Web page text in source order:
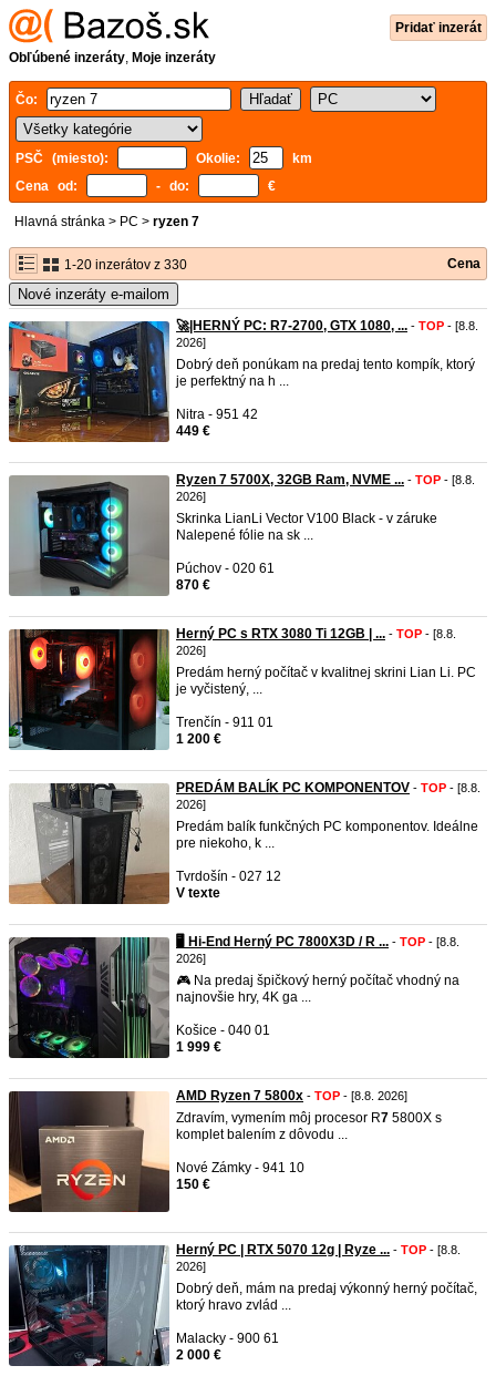
Pridať inzerát
Obľúbené inzeráty, Moje inzeráty
Čo:
PSČ (miesto): Okolie:
km
Cena od:
- do: €
Hlavná stránka > PC > ryzen 7
1-20 inzerátov z 330 Cena
Nové inzeráty e-mailom
🚀|HERNÝ PC: R7-2700, GTX 1080, ... - TOP - [8.8.
2026]
Dobrý deň ponúkam na predaj tento kompík, ktorý
je perfektný na h ...
Nitra - 951 42
449 €
Ryzen 7 5700X, 32GB Ram, NVME ... - TOP - [8.8.
2026]
Skrinka LianLi Vector V100 Black - v záruke
Nalepené fólie na sk ...
Púchov - 020 61
870 €
Herný PC s RTX 3080 Ti 12GB | ... - TOP - [8.8.
2026]
Predám herný počítač v kvalitnej skrini Lian Li. PC
je vyčistený, ...
Trenčín - 911 01
1 200 €
PREDÁM BALÍK PC KOMPONENTOV - TOP - [8.8.
2026]
Predám balík funkčných PC komponentov. Ideálne
pre niekoho, k ...
Tvrdošín - 027 12
V texte
🖥️ Hi-End Herný PC 7800X3D / R ... - TOP - [8.8.
2026]
🎮 Na predaj špičkový herný počítač vhodný na
najnovšie hry, 4K ga ...
Košice - 040 01
1 999 €
AMD Ryzen 7 5800x - TOP - [8.8. 2026]
Zdravím, vymením môj procesor R7 5800X s
komplet balením z dôvodu ...
Nové Zámky - 941 10
150 €
Herný PC | RTX 5070 12g | Ryze ... - TOP - [8.8.
2026]
Dobrý deň, mám na predaj výkonný herný počítač,
ktorý hravo zvlád ...
Malacky - 900 61
2 000 €